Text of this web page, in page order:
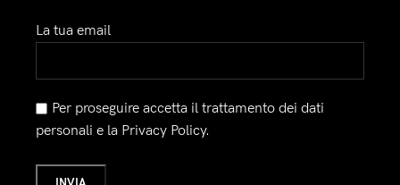
La tua email
Per proseguire accetta il trattamento dei dati
personali e la Privacy Policy.